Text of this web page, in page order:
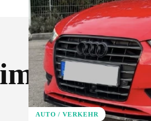
AUTO / VERKEHR